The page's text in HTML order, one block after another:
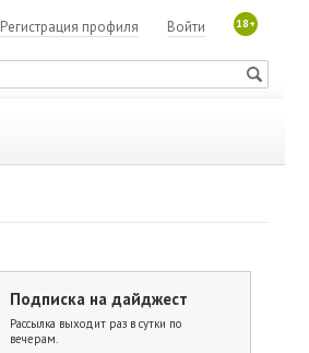
18+
Войти
Регистрация профиля
Подписка на дайджест
Рассылка выходит раз в сутки по
вечерам.